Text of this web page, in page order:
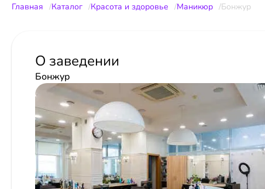
Главная Каталог Красота и здоровье Маникюр Бонжур
О заведении
Бонжур